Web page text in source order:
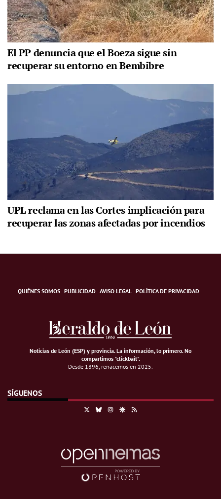
El PP denuncia que el Boeza sigue sin
recuperar su entorno en Bembibre
UPL reclama en las Cortes implicación para
recuperar las zonas afectadas por incendios
QUIÉNES SOMOS PUBLICIDAD AVISO LEGAL POLÍTICA DE PRIVACIDAD
Noticias de León (ESP) y provincia. La información, lo primero.No
compartimos "clickbait".
Desde 1896, renacemos en 2025.
SÍGUENOS
BlueskyInstagramGoogle Discover